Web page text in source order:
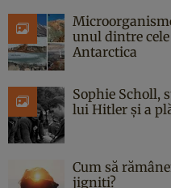
unul dintre
Antarctica
Sophie Scholl,
lui Hitler și a
Cum să
jigniți?